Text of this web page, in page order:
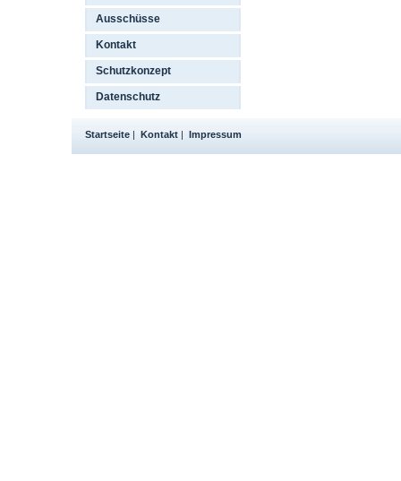
Ausschüsse
Kontakt
Schutzkonzept
Datenschutz
Startseite | Kontakt | Impressum